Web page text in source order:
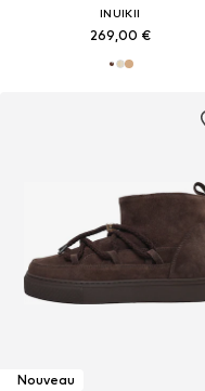
INUIKII
269,00 €
Nouveau